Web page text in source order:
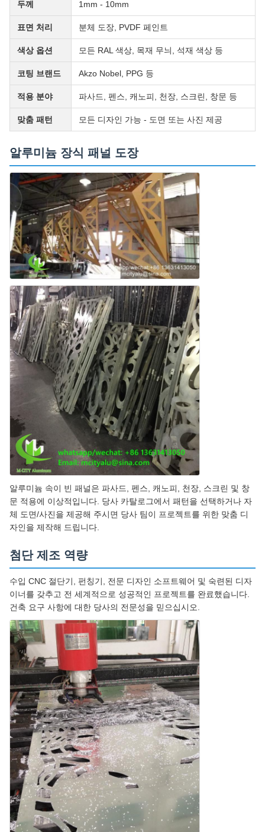
두께 1mm - 10mm
표면 처리 분체 도장, PVDF 페인트
색상 옵션 모든 RAL 색상, 목재 무늬, 석재 색상 등
코팅 브랜드 Akzo Nobel, PPG 등
적용 분야 파사드, 펜스, 캐노피, 천장, 스크린, 창문 등
맞춤 패턴 모든 디자인 가능 - 도면 또는 사진 제공
알루미늄 장식 패널 도장
알루미늄 속이 빈 패널은 파사드, 펜스, 캐노피, 천장, 스크린 및 창
문 적용에 이상적입니다. 당사 카탈로그에서 패턴을 선택하거나 자
체 도면/사진을 제공해 주시면 당사 팀이 프로젝트를 위한 맞춤 디
자인을 제작해 드립니다.
첨단 제조 역량
수입 CNC 절단기, 펀칭기, 전문 디자인 소프트웨어 및 숙련된 디자
이너를 갖추고 전 세계적으로 성공적인 프로젝트를 완료했습니다.
건축 요구 사항에 대한 당사의 전문성을 믿으십시오.